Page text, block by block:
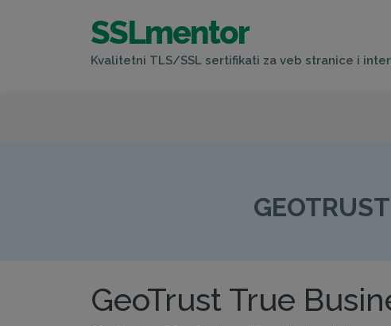
SSLmentor
Kvalitetni TLS/SSL sertifikati za veb stranice i
GeoTrust True